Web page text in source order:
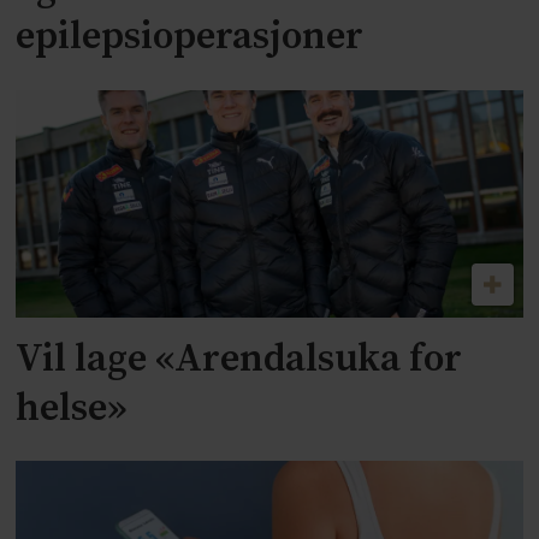
epilepsioperasjoner
Vil lage «Arendalsuka for
helse»